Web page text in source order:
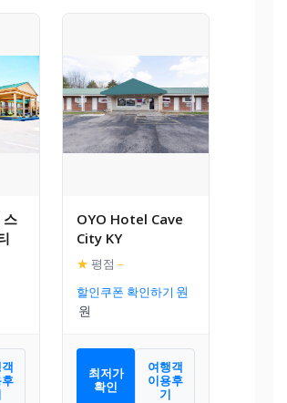
스
OYO Hotel Cave
City KY
★ 평점 –
할인쿠폰 확인하기
최저가
확인
여행객
이용후
기